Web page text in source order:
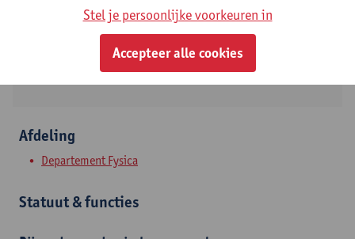
032653246
Groenenborgerlaan 171
2020 Antwerpen, BEL
Afdeling
Departement Fysica
Statuut & functies
Stel je persoonlijke voorkeuren in
Accepteer alle cookies